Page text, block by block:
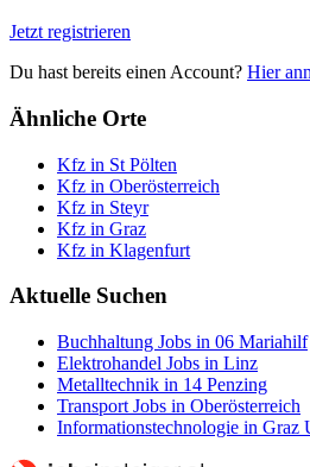
Jetzt registrieren
Du hast bereits einen Account? Hier
Ähnliche Orte
Kfz in St Pölten
Kfz in Oberösterreich
Kfz in Steyr
Kfz in Graz
Kfz in Klagenfurt
Aktuelle Suchen
Buchhaltung Jobs in 06 Mariahilf
Elektrohandel Jobs in Linz
Metalltechnik in 14 Penzing
Transport Jobs in Oberösterreich
Informationstechnologie in Graz